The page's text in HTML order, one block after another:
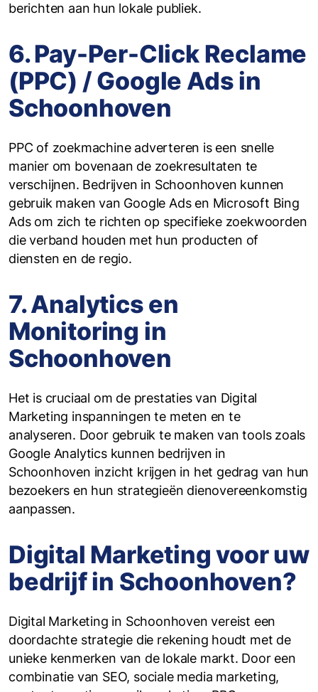
berichten aan hun lokale publiek.
6. Pay-Per-Click Reclame
(PPC) / Google Ads in
Schoonhoven
PPC of zoekmachine adverteren is een snelle
manier om bovenaan de zoekresultaten te
verschijnen. Bedrijven in Schoonhoven kunnen
gebruik maken van Google Ads en Microsoft Bing
Ads om zich te richten op specifieke zoekwoorden
die verband houden met hun producten of
diensten en de regio.
7. Analytics en
Monitoring in
Schoonhoven
Het is cruciaal om de prestaties van Digital
Marketing inspanningen te meten en te
analyseren. Door gebruik te maken van tools zoals
Google Analytics kunnen bedrijven in
Schoonhoven inzicht krijgen in het gedrag van hun
bezoekers en hun strategieën dienovereenkomstig
aanpassen.
Digital Marketing voor uw
bedrijf in Schoonhoven?
Digital Marketing in Schoonhoven vereist een
doordachte strategie die rekening houdt met de
unieke kenmerken van de lokale markt. Door een
combinatie van SEO, sociale media marketing,